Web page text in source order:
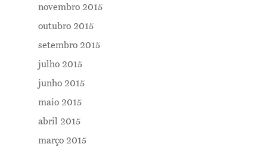
novembro 2015
outubro 2015
setembro 2015
julho 2015
junho 2015
maio 2015
abril 2015
março 2015